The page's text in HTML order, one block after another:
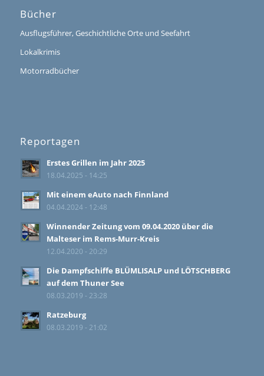
Bücher
Ausflugsführer, Geschichtliche Orte und Seefahrt
Lokalkrimis
Motorradbücher
Reportagen
Erstes Grillen im Jahr 2025
18.04.2025 - 14:25
Mit einem eAuto nach Finnland
04.04.2024 - 12:48
Winnender Zeitung vom 09.04.2020 über die
Malteser im Rems-Murr-Kreis
12.04.2020 - 20:29
Die Dampfschiffe BLÜMLISALP und LÖTSCHBERG
auf dem Thuner See
08.03.2019 - 23:28
Ratzeburg
08.03.2019 - 21:02